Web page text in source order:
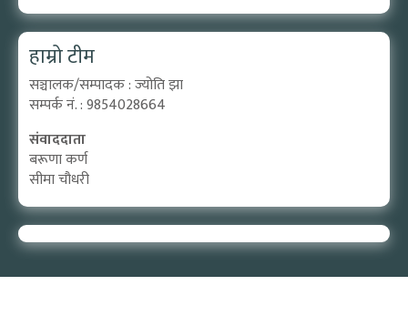
हाम्रो टीम
सञ्चालक/सम्पादक : ज्योति झा
सम्पर्क नं. : 9854028664
संवाददाता
बरूणा कर्ण
सीमा चौधरी